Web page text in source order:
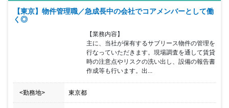
【東京】物件管理職／急成長中の会社でコアメンバーとして働
く◎
【業務内容】
主に、当社が保有するサブリース物件の管理を
行なっていただきます。現場調査を通して賃貸
時の注意点やリスクの洗い出し、設備の報告書
作成等も行います。出...
<勤務地> 東京都